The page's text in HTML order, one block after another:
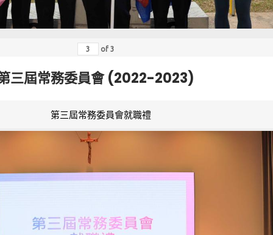
of 3
三屆常務委員會 (2022-2023)
第三屆常務委員會就職禮